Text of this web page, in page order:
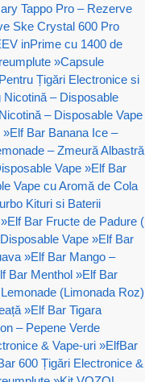
Tappo Pro – Rezerve
Ske Crystal 600 Pro
inPrime cu 1400 de
»Capsule
Țigări Electronice si
Nicotină – Disposable
– Disposable Vape
»Elf Bar Banana Ice –
– Zmeură Albastră
Vape »Elf Bar
Vape cu Aromă de Cola
Kituri si Baterii
»Elf Bar Fructe de Padure (
Vape »Elf Bar
»Elf Bar Mango –
Bar Menthol »Elf Bar
(Limonada Roz)
»Elf Bar Tigara
– Pepene Verde
& Vape-uri »ElfBar
600 Țigări Electronice &